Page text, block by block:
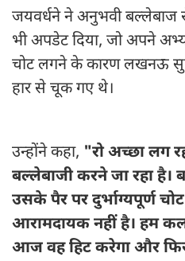
जयवर्धने ने अनुभवी बल्लेबाज
भी अपडेट दिया, जो अपने
चोट लगने के कारण लखनऊ
हार से चूक गए थे।
उन्होंने कहा, "रो अच्छा लग
बल्लेबाजी करने जा रहा
उसके पैर पर दुर्भाग्यपूर्ण
आरामदायक नहीं है। हम
आज वह हिट करेगा और